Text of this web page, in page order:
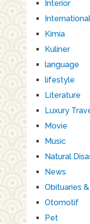
Interior
Kimia
Kuliner
language
lifestyle
Literature
Luxury
Movie
Music
Natural
News
Obituaries
Otomotif
Pet